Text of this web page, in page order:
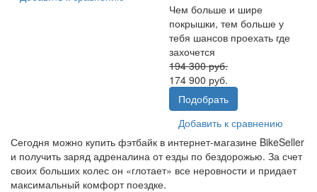
Чем больше и шире
покрышки, тем больше у
тебя шансов проехать где
захочется
194 300руб.
174 900 руб.
Подобрать
Добавить к сравнению
Сегодня можно купить фэтбайк в интернет-магазине BikeSeller
и получить заряд адреналина от езды по бездорожью. За счет
своих больших колес он «глотает» все неровности и придает
максимальный комфорт поездке.